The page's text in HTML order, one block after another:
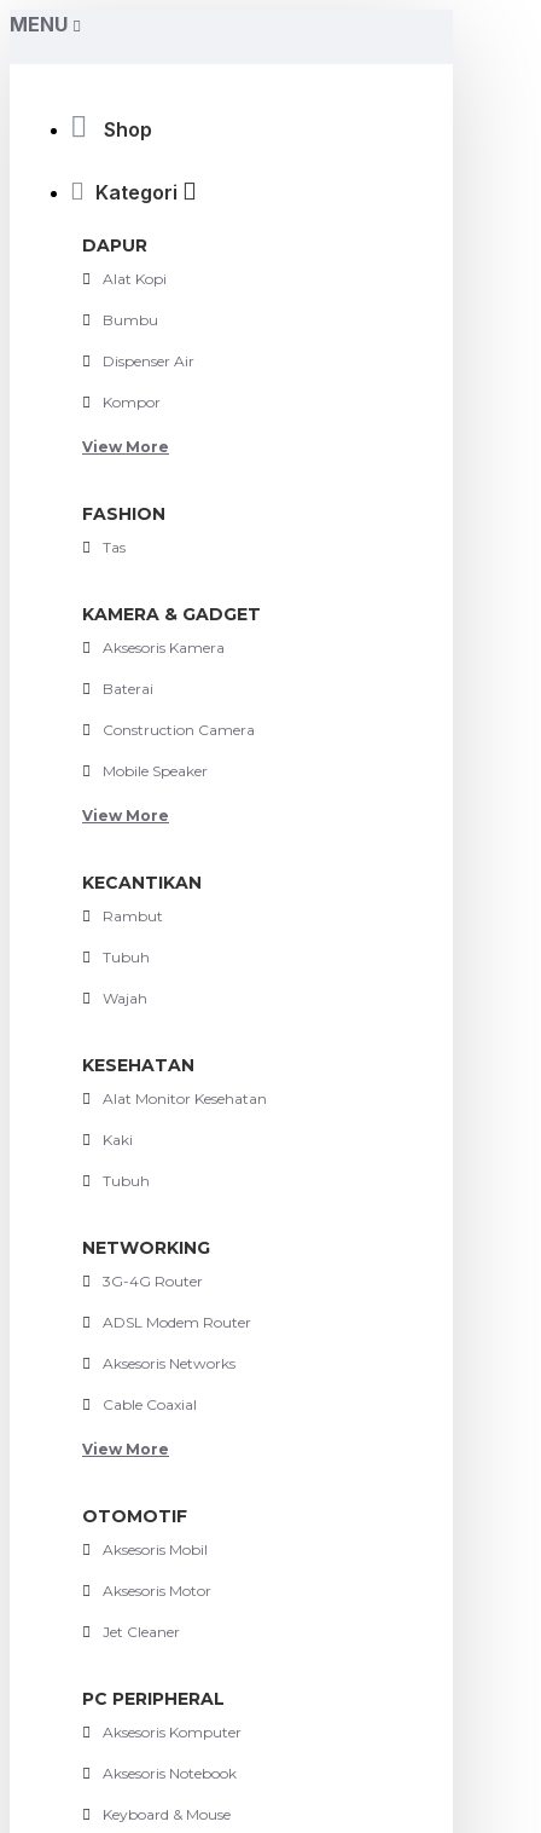
MENU
Shop
Kategori
DAPUR
Alat Kopi
Bumbu
Dispenser Air
Kompor
View More
FASHION
Tas
KAMERA & GADGET
Aksesoris Kamera
Baterai
Construction Camera
Mobile Speaker
View More
KECANTIKAN
Rambut
Tubuh
Wajah
KESEHATAN
Alat Monitor Kesehatan
Kaki
Tubuh
NETWORKING
3G-4G Router
ADSL Modem Router
Aksesoris Networks
Cable Coaxial
View More
OTOMOTIF
Aksesoris Mobil
Aksesoris Motor
Jet Cleaner
PC PERIPHERAL
Aksesoris Komputer
Aksesoris Notebook
Keyboard & Mouse